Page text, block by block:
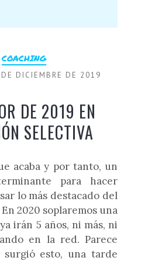
COACHING
DICIEMBRE DE 2019
DE 2019 EN
SELECTIVA
acaba y por tanto, un
para hacer
lo más destacado del
2020 soplaremos una
irán 5 años, ni más, ni
en la red. Parece
surgió esto, una tarde